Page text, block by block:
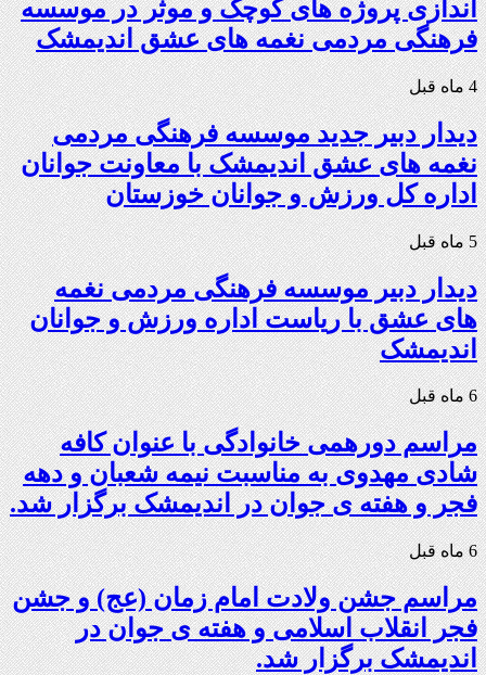
اندازی پروژه های کوچک و موثر در موسسه
فرهنگی مردمی نغمه های عشق اندیمشک
4 ماه قبل
دیدار دبیر جدید موسسه فرهنگی مردمی
نغمه های عشق اندیمشک با معاونت جوانان
اداره کل ورزش و جوانان خوزستان
5 ماه قبل
دیدار دبیر موسسه فرهنگی مردمی نغمه
های عشق با ریاست اداره ورزش و جوانان
اندیمشک
6 ماه قبل
مراسم دورهمی خانوادگی با عنوان کافه
شادی مهدوی به مناسبت نیمه شعبان و دهه
فجر و هفته ی جوان در اندیمشک برگزار شد.
6 ماه قبل
مراسم جشن ولادت امام زمان (عج) و جشن
فجر انقلاب اسلامی و هفته ی جوان در
اندیمشک برگزار شد.